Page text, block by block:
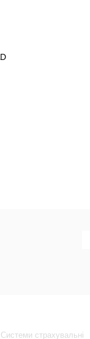
Системи страхувальні